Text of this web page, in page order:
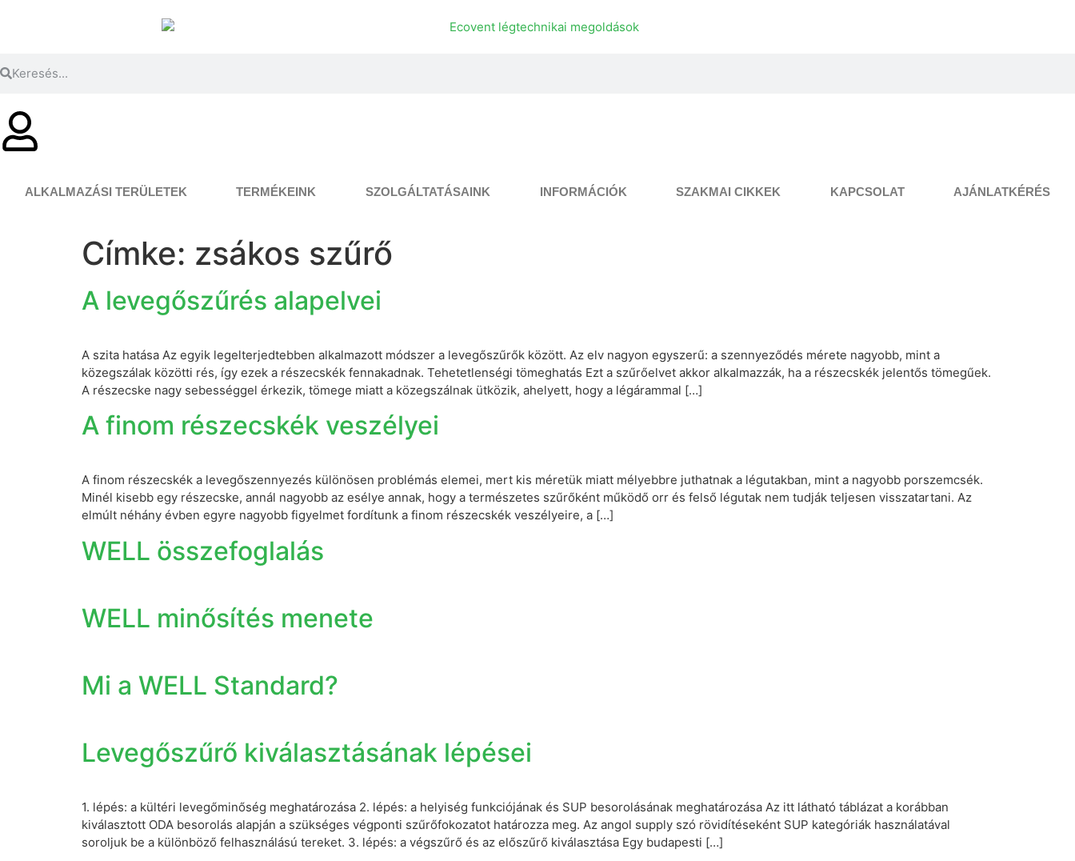
ALKALMAZÁSI TERÜLETEK TERMÉKEINK SZOLGÁLTATÁSAINK INFORMÁCIÓK SZAKMAI CIKKEK KAPCSOLAT AJÁNLATKÉRÉS
Címke: zsákos szűrő
A levegőszűrés alapelvei
A szita hatása Az egyik legelterjedtebben alkalmazott módszer a levegőszűrők között. Az elv nagyon egyszerű: a szennyeződés mérete nagyobb, mint a
közegszálak közötti rés, így ezek a részecskék fennakadnak. Tehetetlenségi tömeghatás Ezt a szűrőelvet akkor alkalmazzák, ha a részecskék jelentős tömegűek.
A részecske nagy sebességgel érkezik, tömege miatt a közegszálnak ütközik, ahelyett, hogy a légárammal […]
A finom részecskék veszélyei
A finom részecskék a levegőszennyezés különösen problémás elemei, mert kis méretük miatt mélyebbre juthatnak a légutakban, mint a nagyobb porszemcsék.
Minél kisebb egy részecske, annál nagyobb az esélye annak, hogy a természetes szűrőként működő orr és felső légutak nem tudják teljesen visszatartani. Az
elmúlt néhány évben egyre nagyobb figyelmet fordítunk a finom részecskék veszélyeire, a […]
WELL összefoglalás
WELL minősítés menete
Mi a WELL Standard?
Levegőszűrő kiválasztásának lépései
1. lépés: a kültéri levegőminőség meghatározása 2. lépés: a helyiség funkciójának és SUP besorolásának meghatározása Az itt látható táblázat a korábban
kiválasztott ODA besorolás alapján a szükséges végponti szűrőfokozatot határozza meg. Az angol supply szó rövidítéseként SUP kategóriák használatával
soroljuk be a különböző felhasználású tereket. 3. lépés: a végszűrő és az előszűrő kiválasztása Egy budapesti […]